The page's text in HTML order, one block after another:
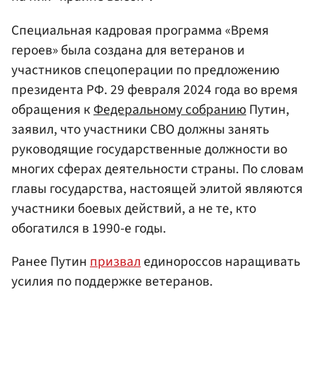
Специальная кадровая программа «Время
героев» была создана для ветеранов и
участников спецоперации по предложению
президента РФ. 29 февраля 2024 года во время
обращения к Федеральному собраниюПутин,
заявил, что участники СВО должны занять
руководящие государственные должности во
многих сферах деятельности страны. По словам
главы государства, настоящей элитой являются
участники боевых действий, а не те, кто
обогатился в 1990-е годы.
Ранее Путинпризвалединороссов наращивать
усилия по поддержке ветеранов.